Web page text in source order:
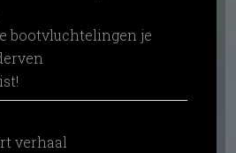
bootvluchtelingen je
verhaal